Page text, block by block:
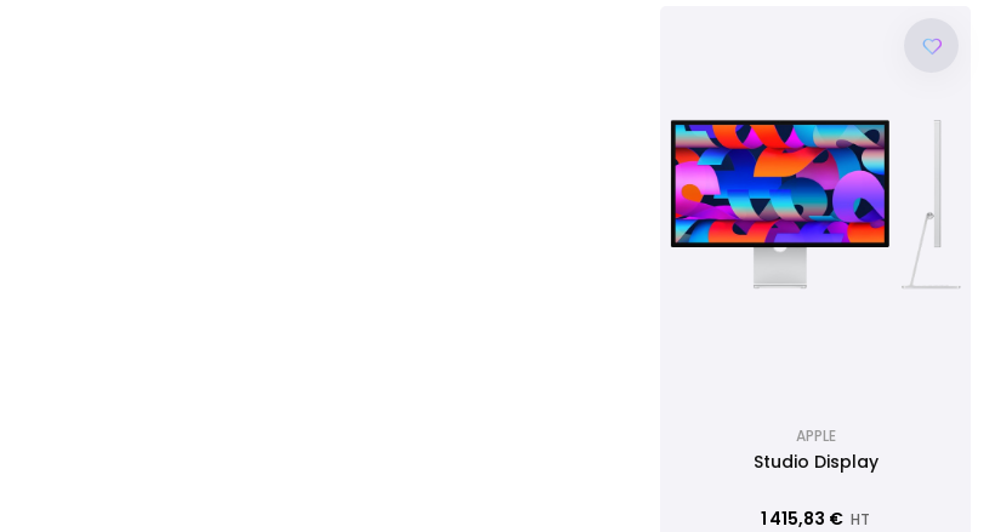
APPLE
Studio Display
1 415,83 € HT